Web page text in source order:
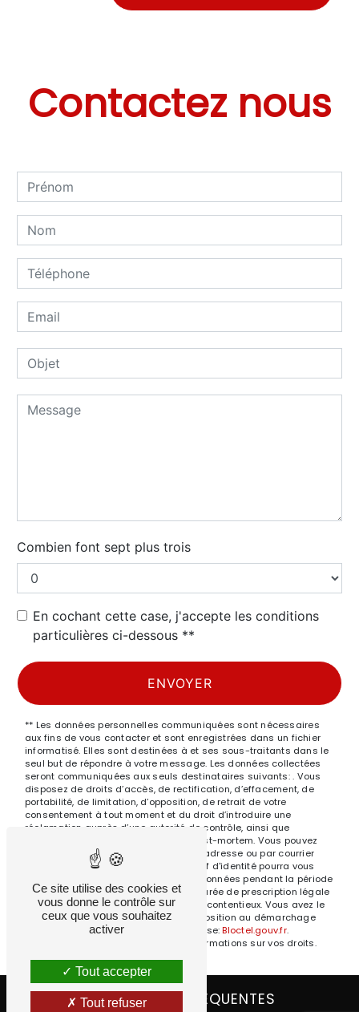
Contactez nous
Combien font sept plus trois
En cochant cette case, j'accepte les conditions
particulières ci-dessous **
ENVOYER
** Les données personnelles communiquées sont nécessaires
aux fins de vous contacter et sont enregistrées dans un fichier
informatisé. Elles sont destinées à et ses sous-traitants dans le
seul but de répondre à votre message. Les données collectées
seront communiquées aux seuls destinataires suivants: . Vous
disposez de droits d’accès, de rectification, d’effacement, de
portabilité, de limitation, d’opposition, de retrait de votre
consentement à tout moment et du droit d’introduire une
réclamation auprès d’une autorité de contrôle, ainsi que
d’organiser le sort de vos données post-mortem. Vous pouvez
exercer ces droits par voie postale à l'adresse ou par courrier
électronique à l'adresse . Un justificatif d'identité pourra vous
être demandé. Nous conservons vos données pendant la période
de prise de contact puis pendant la durée de prescription légale
aux fins probatoires et de gestion des contentieux. Vous avez le
droit de vous inscrire sur la liste d'opposition au démarchage
téléphonique, disponible à cette adresse:Bloctel.gouv.fr.
Consultez le site cnil.fr pour plus d’informations sur vos droits.
RECHERCHES FRÉQUENTES
Ce site utilise des cookies et
vous donne le contrôle sur
ceux que vous souhaitez
activer
Tout accepter
Tout refuser